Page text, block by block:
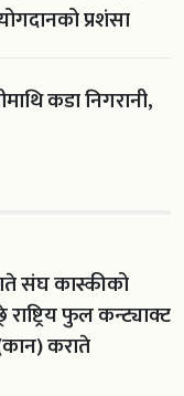
प्रशंसा
कडा निगरानी,
संघ कास्कीको
फुल कन्ट्याक्ट
कराते